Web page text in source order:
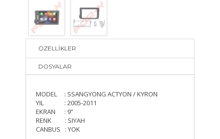
ÖZELLİKLER
DOSYALAR
MODEL : SSANGYONG ACTYON / KYRON
YIL : 2005-2011
EKRAN : 9”
RENK : SIYAH
CANBUS : YOK